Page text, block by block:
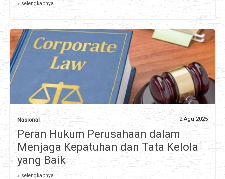
» selengkapnya
Nasional 2 Agu 2025
Peran Hukum Perusahaan dalam
Menjaga Kepatuhan dan Tata Kelola
yang Baik
» selengkapnya